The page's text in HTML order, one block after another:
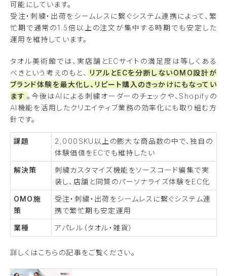
可能にしています。
受注・刺繍・出荷をシームレスに繋ぐシステム連携によって、繁
忙期で通常の1.5倍以上の注文が集中する時期でも安定した
運用を維持しています。
タオル美術館では、実店舗とECサイトの満足度は等しくある
べきという考えのもと、 リアルとECを分断しないOMO設計が
ブランド体験を最大化し、リピート購入のきっかけにもなってい
ます 。今後はAIによる刺繍オーダーのチェックや、Shopifyの
AI機能を活用したクリエイティブ業務の効率化にも取り組む方
針です。
課題
2,000SKU以上の膨大な商品数の中で、独自の
体験価値をECでも維持したい
解決策
刺繍カスタマイズ機能をソースコード編集で実
装し、店舗と同質のパーソナライズ体験をEC化
OMO施
策
受注・刺繍・出荷をシームレスに繋ぐシステム連
携で繁忙期も安定運用
業種
アパレル（タオル・雑貨）
詳しくはこちらの記事をご覧ください。